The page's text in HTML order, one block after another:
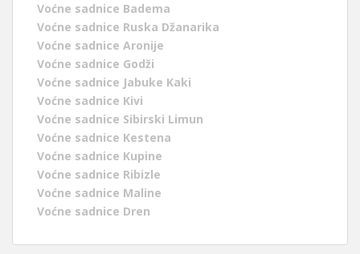
Voćne sadnice Badema
Voćne sadnice Ruska Džanarika
Voćne sadnice Aronije
Voćne sadnice Godži
Voćne sadnice Jabuke Kaki
Voćne sadnice Kivi
Voćne sadnice Sibirski Limun
Voćne sadnice Kestena
Voćne sadnice Kupine
Voćne sadnice Ribizle
Voćne sadnice Maline
Voćne sadnice Dren